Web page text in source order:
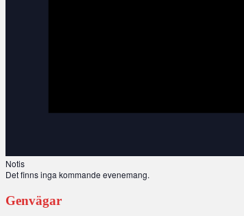
Notis
Det finns inga kommande evenemang.
Genvägar